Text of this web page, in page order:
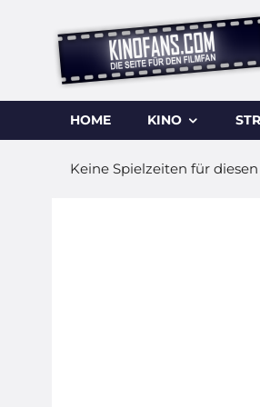
HOME KINO
Keine Spielzeiten für